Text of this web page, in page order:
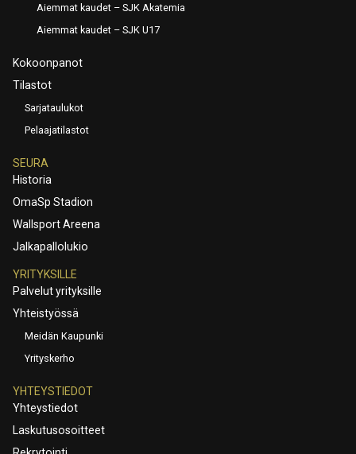
Aiemmat kaudet – SJK Akatemia
Aiemmat kaudet – SJK U17
Kokoonpanot
Tilastot
Sarjataulukot
Pelaajatilastot
SEURA
Historia
OmaSp Stadion
Wallsport Areena
Jalkapallolukio
YRITYKSILLE
Palvelut yrityksille
Yhteistyössä
Meidän Kaupunki
Yrityskerho
YHTEYSTIEDOT
Yhteystiedot
Laskutusosoitteet